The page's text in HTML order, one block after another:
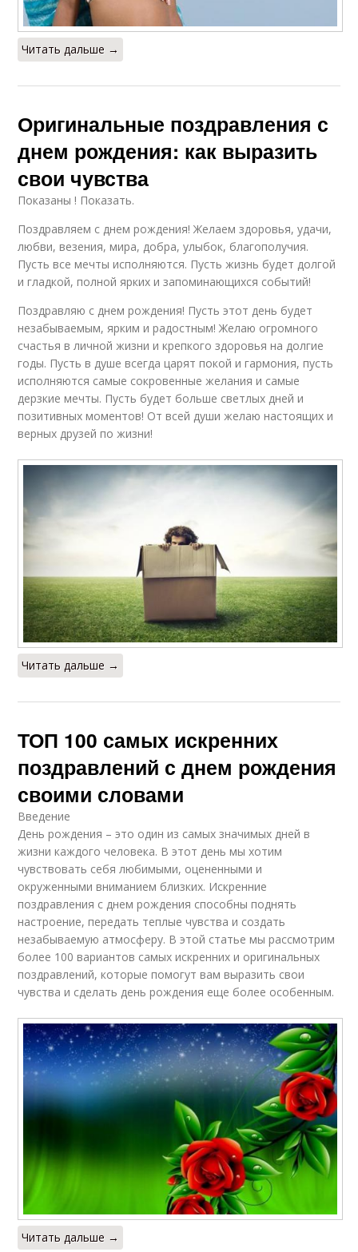
Читать дальше →
Оригинальные поздравления с
днем рождения: как выразить
свои чувства
Показаны ! Показать.
Поздравляем с днем рождения! Желаем здоровья, удачи,
любви, везения, мира, добра, улыбок, благополучия.
Пусть все мечты исполняются. Пусть жизнь будет долгой
и гладкой, полной ярких и запоминающихся событий!
Поздравляю с днем рождения! Пусть этот день будет
незабываемым, ярким и радостным! Желаю огромного
счастья в личной жизни и крепкого здоровья на долгие
годы. Пусть в душе всегда царят покой и гармония, пусть
исполняются самые сокровенные желания и самые
дерзкие мечты. Пусть будет больше светлых дней и
позитивных моментов! От всей души желаю настоящих и
верных друзей по жизни!
Читать дальше →
ТОП 100 самых искренних
поздравлений с днем рождения
своими словами
Введение
День рождения – это один из самых значимых дней в
жизни каждого человека. В этот день мы хотим
чувствовать себя любимыми, оцененными и
окруженными вниманием близких. Искренние
поздравления с днем рождения способны поднять
настроение, передать теплые чувства и создать
незабываемую атмосферу. В этой статье мы рассмотрим
более 100 вариантов самых искренних и оригинальных
поздравлений, которые помогут вам выразить свои
чувства и сделать день рождения еще более особенным.
Читать дальше →